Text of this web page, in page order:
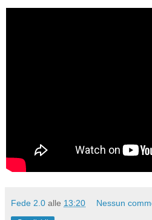
Fede 2.0 alle 13:20 Nessun